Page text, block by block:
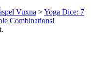
Vuxna >Yoga Dice: 7
Combinations!